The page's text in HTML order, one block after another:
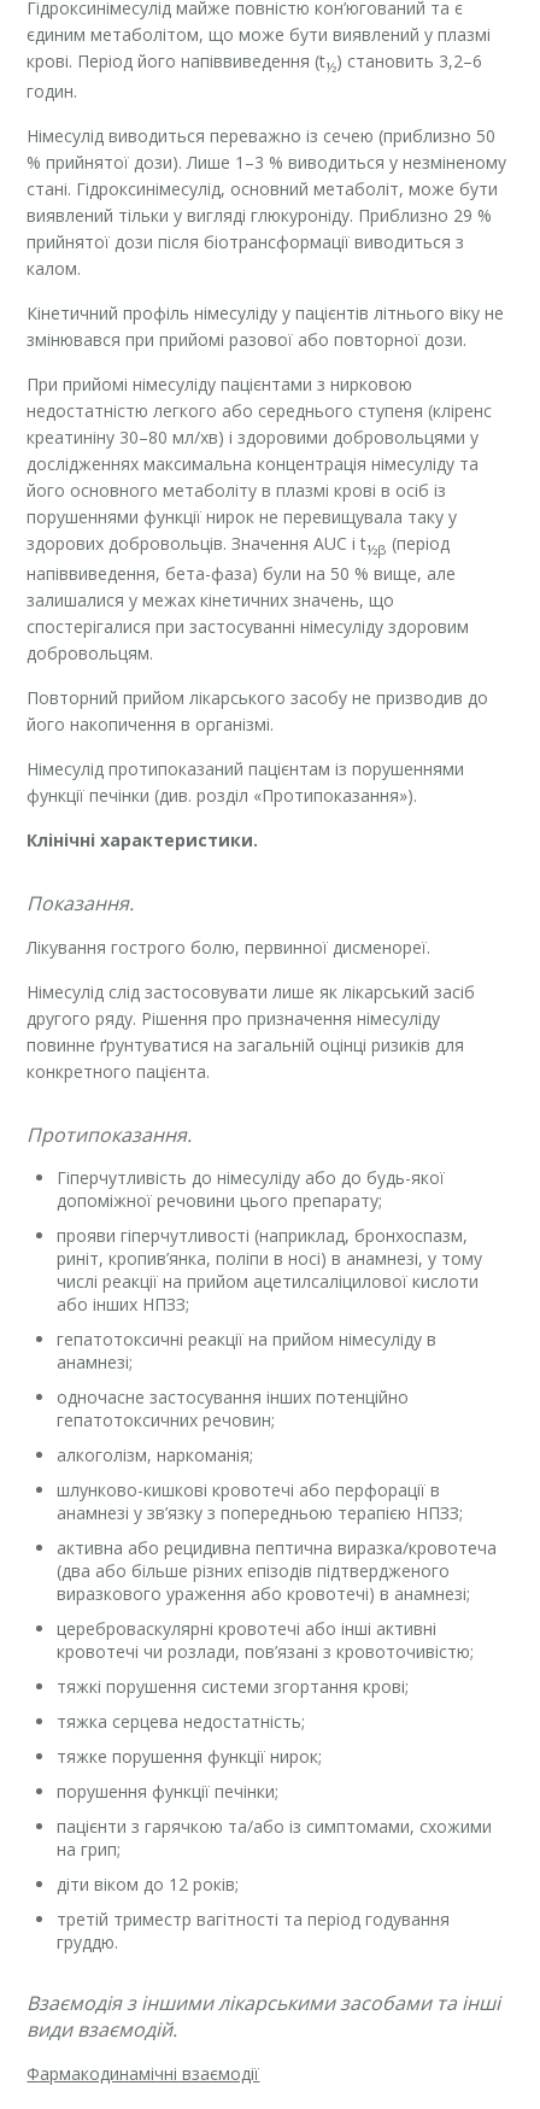
Гідроксинімесулід майже повністю кон’югований та є
єдиним метаболітом, що може бути виявлений у плазмі
крові. Період його напіввиведення (t½) становить 3,2–6
годин.
Німесулід виводиться переважно із сечею (приблизно 50
% прийнятої дози). Лише 1–3 % виводиться у незміненому
стані. Гідроксинімесулід, основний метаболіт, може бути
виявлений тільки у вигляді глюкуроніду. Приблизно 29 %
прийнятої дози після біотрансформації виводиться з
калом.
Кінетичний профіль німесуліду у пацієнтів літнього віку не
змінювався при прийомі разової або повторної дози.
При прийомі німесуліду пацієнтами з нирковою
недостатністю легкого або середнього ступеня (кліренс
креатиніну 30–80 мл/хв) і здоровими добровольцями у
дослідженнях максимальна концентрація німесуліду та
його основного метаболіту в плазмі крові в осіб із
порушеннями функції нирок не перевищувала таку у
здорових добровольців. Значення AUC і t½β (період
напіввиведення, бета-фаза) були на 50 % вище, але
залишалися у межах кінетичних значень, що
спостерігалися при застосуванні німесуліду здоровим
добровольцям.
Повторний прийом лікарського засобу не призводив до
його накопичення в організмі.
Німесулід протипоказаний пацієнтам із порушеннями
функції печінки (див. розділ «Протипоказання»).
Клінічні характеристики.
Показання.
Лікування гострого болю, первинної дисменореї.
Німесулід слід застосовувати лише як лікарський засіб
другого ряду. Рішення про призначення німесуліду
повинне ґрунтуватися на загальній оцінці ризиків для
конкретного пацієнта.
Протипоказання.
Гіперчутливість до німесуліду або до будь-якої
допоміжної речовини цього препарату;
прояви гіперчутливості (наприклад, бронхоспазм,
риніт, кропив’янка, поліпи в носі) в анамнезі, у тому
числі реакції на прийом ацетилсаліцилової кислоти
або інших НПЗЗ;
гепатотоксичні реакції на прийом німесуліду в
анамнезі;
одночасне застосування інших потенційно
гепатотоксичних речовин;
алкоголізм, наркоманія;
шлунково-кишкові кровотечі або перфорації в
анамнезі у зв’язку з попередньою терапією НПЗЗ;
активна або рецидивна пептична виразка/кровотеча
(два або більше різних епізодів підтвердженого
виразкового ураження або кровотечі) в анамнезі;
цереброваскулярні кровотечі або інші активні
кровотечі чи розлади, пов’язані з кровоточивістю;
тяжкі порушення системи згортання крові;
тяжка серцева недостатність;
тяжке порушення функції нирок;
порушення функції печінки;
пацієнти з гарячкою та/або із симптомами, схожими
на грип;
діти віком до 12 років;
третій триместр вагітності та період годування
груддю.
Взаємодія з іншими лікарськими засобами та інші
види взаємодій.
Фармакодинамічні взаємодії